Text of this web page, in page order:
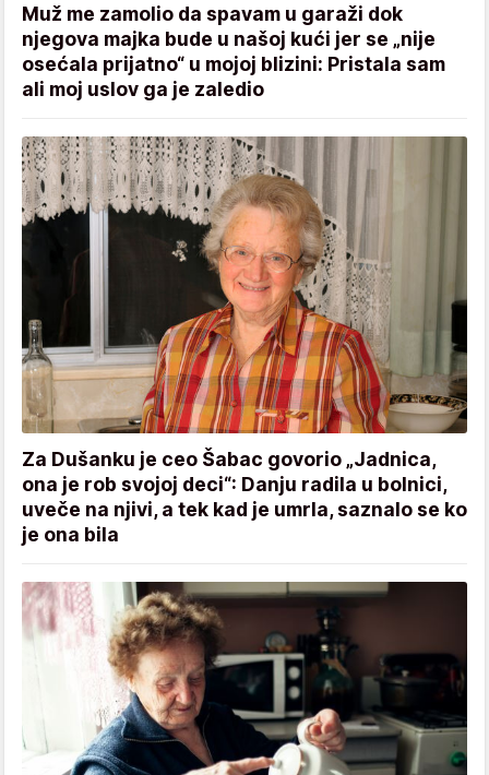
Muž me zamolio da spavam u garaži dok
njegova majka bude u našoj kući jer se „nije
osećala prijatno“ u mojoj blizini: Pristala sam
ali moj uslov ga je zaledio
Za Dušanku je ceo Šabac govorio „Jadnica,
ona je rob svojoj deci“: Danju radila u bolnici,
uveče na njivi, a tek kad je umrla, saznalo se ko
je ona bila